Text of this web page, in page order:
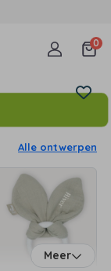
0
Alle ontwerpen
Meer